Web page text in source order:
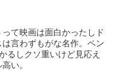
て映画は面白かったしド
言わずもがな名作。ペン
るしクソ重いけど見応え
い。